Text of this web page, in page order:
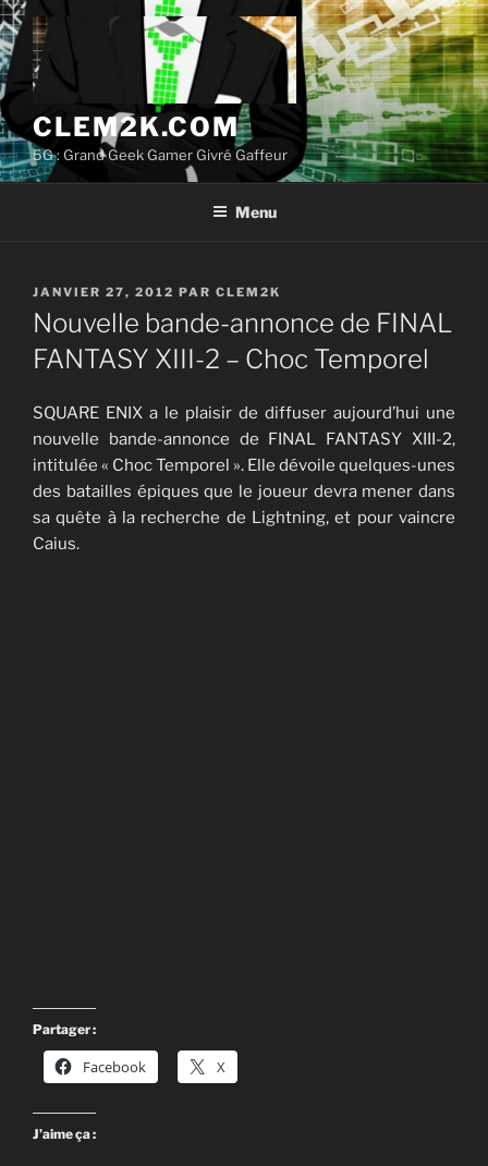
Aller
au
contenu
principal
CLEM2K.COM
5G : Grand Geek Gamer Givré Gaffeur
Menu
PUBLIÉ
LE
JANVIER 27, 2012 PAR CLEM2K
Nouvelle bande-annonce de FINAL
FANTASY XIII-2 – Choc Temporel
SQUARE ENIX a le plaisir de diffuser aujourd’hui une
nouvelle bande-annonce de FINAL FANTASY XIII-2,
intitulée « Choc Temporel ». Elle dévoile quelques-unes
des batailles épiques que le joueur devra mener dans
sa quête à la recherche de Lightning, et pour vaincre
Caius.
Partager :
Facebook X
J’aime ça :